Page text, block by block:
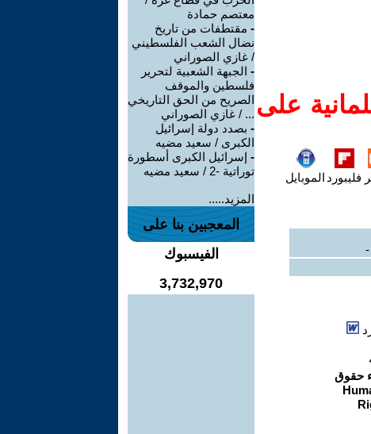
على
فليبورد الموبايل
-
معتصم حمادة
- مقتطفات من تاريخ
نضال الشعب الفلسطيني
/ غازي الصوراني
- الجبهة الشعبية لتحرير
فلسطين والموقف
الصريح من الحق التاريخي
... / غازي الصوراني
- بصدد دولة إسرائيل
الكبرى / سعيد مضيه
- إسرائيل الكبرى أسطورة
توراتية -2 / سعيد مضيه
المزيد.....
المعجبين بنا على
الفيسبوك
3,732,970